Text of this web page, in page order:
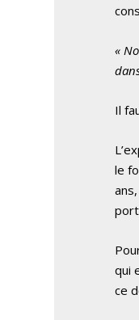
«
Il
le
port
qui
ce